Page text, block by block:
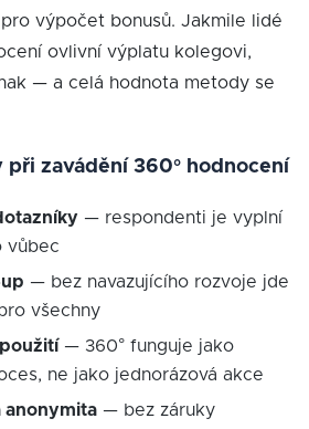
výpočet bonusů. Jakmile lidé
ovlivní výplatu kolegovi,
— a celá hodnota metody se
při zavádění 360° hodnocení
— respondenti je vyplní
vůbec
— bez navazujícího rozvoje jde
všechny
— 360° funguje jako
ne jako jednorázová akce
anonymita — bez záruky